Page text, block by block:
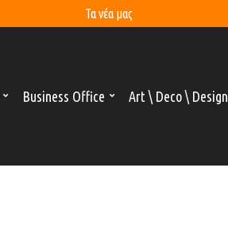
Τα νέα μας
Business Office Art \ Deco \ Design